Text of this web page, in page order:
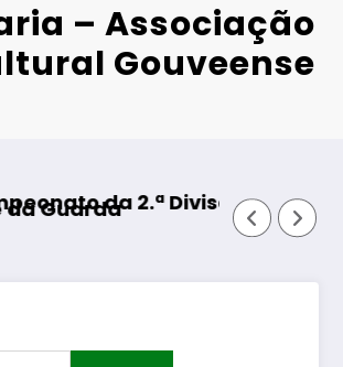
– Associação
Gouveense
Distrital – ISOJOFER
Fornos de